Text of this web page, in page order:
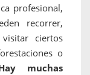
profesional,
recorrer,
ciertos
o
muchas